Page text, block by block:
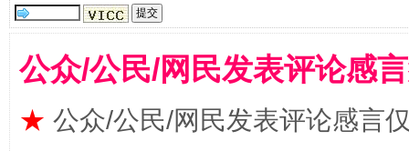
公众/公民/网民发表评论感
★ 公众/公民/网民发表评论感言